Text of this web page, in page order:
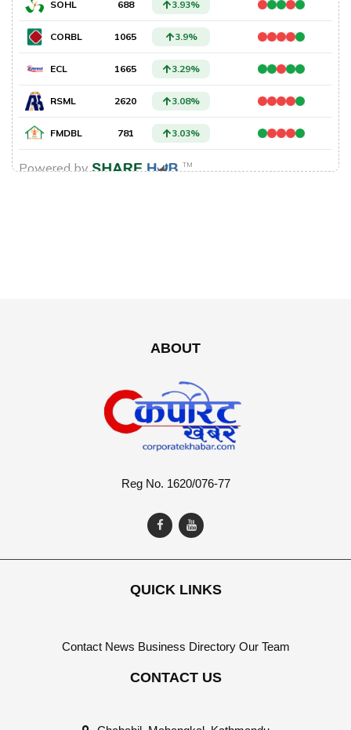
ABOUT
Reg No. 1620/076-77
QUICK LINKS
Contact News Business Directory Our Team
CONTACT US